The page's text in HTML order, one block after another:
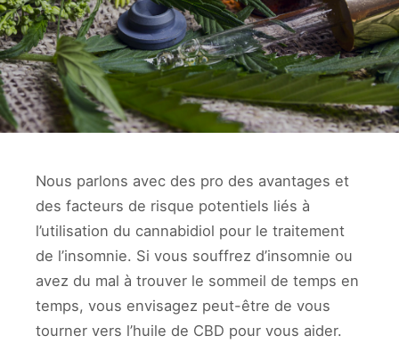
Nous parlons avec des pro des avantages et
des facteurs de risque potentiels liés à
l’utilisation du cannabidiol pour le traitement
de l’insomnie. Si vous souffrez d’insomnie ou
avez du mal à trouver le sommeil de temps en
temps, vous envisagez peut-être de vous
tourner vers l’huile de CBD pour vous aider.